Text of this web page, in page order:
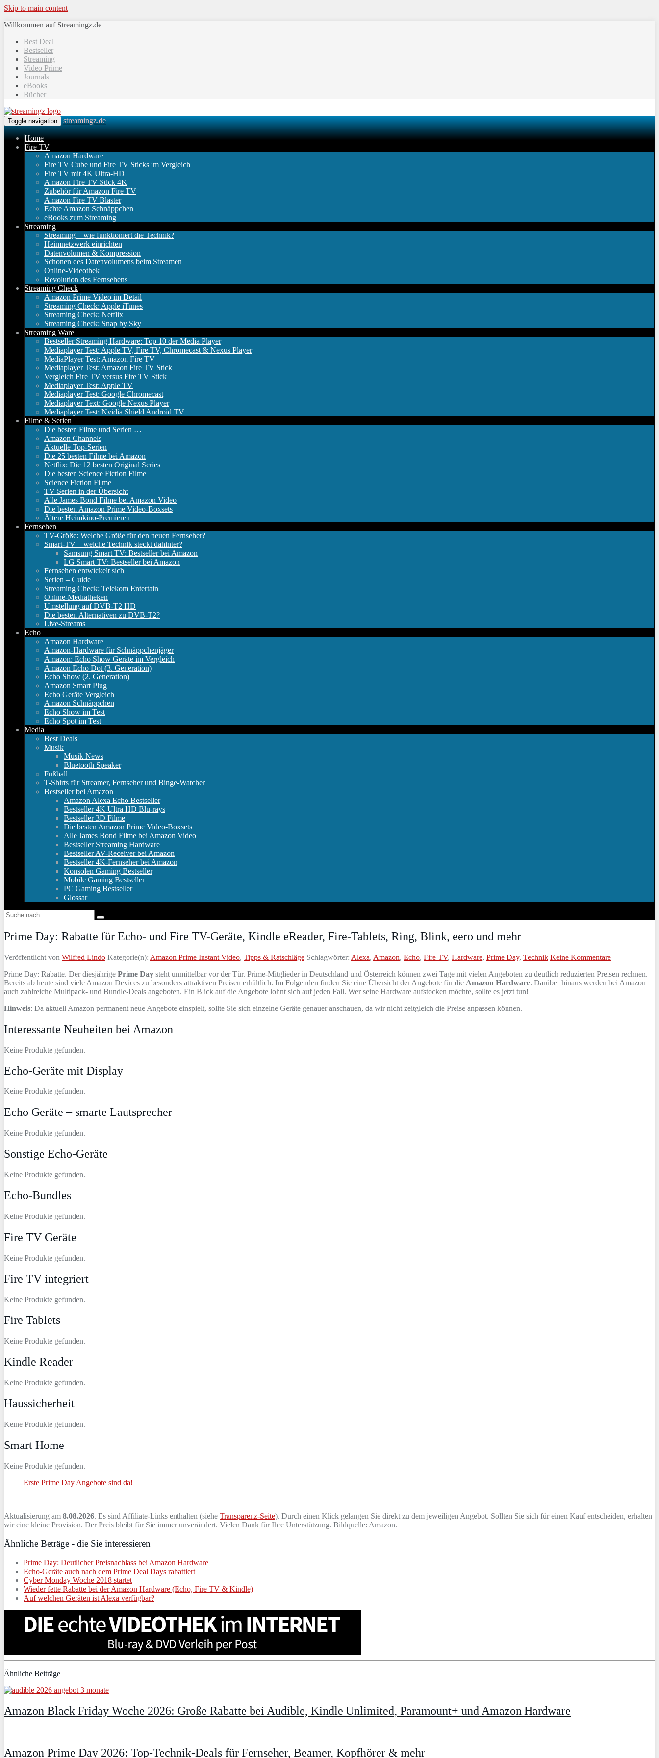
Skip to main content
Willkommen auf Streamingz.de
Best Deal
Bestseller
Streaming
Video Prime
Journals
eBooks
Bücher
Toggle navigation streamingz.de
Home
Fire TV
Amazon Hardware
Fire TV Cube und Fire TV Sticks im Vergleich
Fire TV mit 4K Ultra-HD
Amazon Fire TV Stick 4K
Zubehör für Amazon Fire TV
Amazon Fire TV Blaster
Echte Amazon Schnäppchen
eBooks zum Streaming
Streaming
Streaming – wie funktioniert die Technik?
Heimnetzwerk einrichten
Datenvolumen & Kompression
Schonen des Datenvolumens beim Streamen
Online-Videothek
Revolution des Fernsehens
Streaming Check
Amazon Prime Video im Detail
Streaming Check: Apple iTunes
Streaming Check: Netflix
Streaming Check: Snap by Sky
Streaming Ware
Bestseller Streaming Hardware: Top 10 der Media Player
Mediaplayer Test: Apple TV, Fire TV, Chromecast & Nexus Player
MediaPlayer Test: Amazon Fire TV
Mediaplayer Test: Amazon Fire TV Stick
Vergleich Fire TV versus Fire TV Stick
Mediaplayer Test: Apple TV
Mediaplayer Test: Google Chromecast
Mediaplayer Text: Google Nexus Player
Mediaplayer Test: Nvidia Shield Android TV
Filme & Serien
Die besten Filme und Serien …
Amazon Channels
Aktuelle Top-Serien
Die 25 besten Filme bei Amazon
Netflix: Die 12 besten Original Series
Die besten Science Fiction Filme
Science Fiction Filme
TV Serien in der Übersicht
Alle James Bond Filme bei Amazon Video
Die besten Amazon Prime Video-Boxsets
Ältere Heimkino-Premieren
Fernsehen
TV-Größe: Welche Größe für den neuen Fernseher?
Smart-TV – welche Technik steckt dahinter?
Samsung Smart TV: Bestseller bei Amazon
LG Smart TV: Bestseller bei Amazon
Fernsehen entwickelt sich
Serien – Guide
Streaming Check: Telekom Entertain
Online-Mediatheken
Umstellung auf DVB-T2 HD
Die besten Alternativen zu DVB-T2?
Live-Streams
Echo
Amazon Hardware
Amazon-Hardware für Schnäppchenjäger
Amazon: Echo Show Geräte im Vergleich
Amazon Echo Dot (3. Generation)
Echo Show (2. Generation)
Amazon Smart Plug
Echo Geräte Vergleich
Amazon Schnäppchen
Echo Show im Test
Echo Spot im Test
Media
Best Deals
Musik
Musik News
Bluetooth Speaker
Fußball
T-Shirts für Streamer, Fernseher und Binge-Watcher
Bestseller bei Amazon
Amazon Alexa Echo Bestseller
Bestseller 4K Ultra HD Blu-rays
Bestseller 3D Filme
Die besten Amazon Prime Video-Boxsets
Alle James Bond Filme bei Amazon Video
Bestseller Streaming Hardware
Bestseller AV-Receiver bei Amazon
Bestseller 4K-Fernseher bei Amazon
Konsolen Gaming Bestseller
Mobile Gaming Bestseller
PC Gaming Bestseller
Glossar
Prime Day: Rabatte für Echo- und Fire TV-Geräte, Kindle eReader, Fire-Tablets, Ring, Blink, eero und mehr
Veröffentlicht von Wilfred Lindo Kategorie(n): Amazon Prime Instant Video, Tipps & Ratschläge Schlagwörter: Alexa, Amazon, Echo, Fire TV, Hardware, Prime Day, Technik Keine Kommentare
Prime Day: Rabatte. Der diesjährige Prime Day steht unmittelbar vor der Tür. Prime-Mitglieder in Deutschland und Österreich können zwei Tage mit vielen Angeboten zu deutlich reduzierten Preisen rechnen.
Bereits ab heute sind viele Amazon Devices zu besonders attraktiven Preisen erhältlich. Im Folgenden finden Sie eine Übersicht der Angebote für die Amazon Hardware. Darüber hinaus werden bei Amazon
auch zahlreiche Multipack- und Bundle-Deals angeboten. Ein Blick auf die Angebote lohnt sich auf jeden Fall. Wer seine Hardware aufstocken möchte, sollte es jetzt tun!
Hinweis: Da aktuell Amazon permanent neue Angebote einspielt, sollte Sie sich einzelne Geräte genauer anschauen, da wir nicht zeitgleich die Preise anpassen können.
Interessante Neuheiten bei Amazon
Keine Produkte gefunden.
Echo-Geräte mit Display
Keine Produkte gefunden.
Echo Geräte – smarte Lautsprecher
Keine Produkte gefunden.
Sonstige Echo-Geräte
Keine Produkte gefunden.
Echo-Bundles
Keine Produkte gefunden.
Fire TV Geräte
Keine Produkte gefunden.
Fire TV integriert
Keine Produkte gefunden.
Fire Tablets
Keine Produkte gefunden.
Kindle Reader
Keine Produkte gefunden.
Haussicherheit
Keine Produkte gefunden.
Smart Home
Keine Produkte gefunden.
Erste Prime Day Angebote sind da!
Aktualisierung am 8.08.2026. Es sind Affiliate-Links enthalten (siehe Transparenz-Seite). Durch einen Klick gelangen Sie direkt zu dem jeweiligen Angebot. Sollten Sie sich für einen Kauf entscheiden, erhalten
wir eine kleine Provision. Der Preis bleibt für Sie immer unverändert. Vielen Dank für Ihre Unterstützung. Bildquelle: Amazon.
Ähnliche Beträge - die Sie interessieren
Prime Day: Deutlicher Preisnachlass bei Amazon Hardware
Echo-Geräte auch nach dem Prime Deal Days rabattiert
Cyber Monday Woche 2018 startet
Wieder fette Rabatte bei der Amazon Hardware (Echo, Fire TV & Kindle)
Auf welchen Geräten ist Alexa verfügbar?
Ähnliche Beiträge
Amazon Black Friday Woche 2026: Große Rabatte bei Audible, Kindle Unlimited, Paramount+ und Amazon Hardware
Amazon Prime Day 2026: Top-Technik-Deals für Fernseher, Beamer, Kopfhörer & mehr